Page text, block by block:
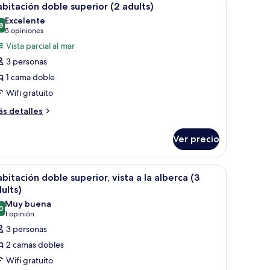
7 doble superior (2 adults)
de 10
Excelente
5 opiniones
(5
opiniones)
Vista parcial al mar
3 personas
1 cama doble
Wifi gratuito
detalles
Ver precio
la ciudad.
mesita de noche de madera, una silla y un amplio ventanal con vista a la
Un balcón con una mesa y sillas blancas,
5
doble superior, vista a la alberca (3
de 10
Muy buena
1 opinión
(1
opinión)
3 personas
2 camas dobles
Wifi gratuito